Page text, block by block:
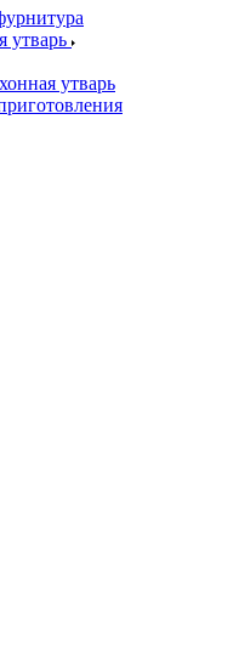
утварь
утварь